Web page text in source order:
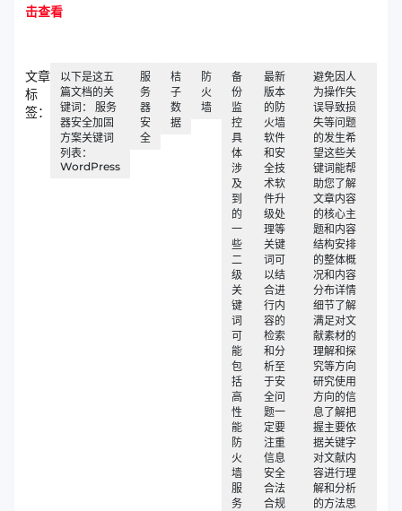
击查看
文章
标
签：
以下是这五
篇文档的关
键词： 服务
器安全加固
方案关键词
列表：
WordPress
服
务
器
安
全
桔
子
数
据
防
火
墙
备
份
监
控
具
体
涉
及
到
的
一
些
二
级
关
键
词
可
能
包
括
高
性
能
防
火
墙
服
务
最新
版本
的防
火墙
软件
和安
全技
术软
件升
级处
理等
关键
词可
以结
合进
行内
容的
检索
和分
析至
于安
全问
题一
定要
注重
信息
安全
合法
合规
避免因人
为操作失
误导致损
失等问题
的发生希
望这些关
键词能帮
助您了解
文章内容
的核心主
题和内容
结构安排
的整体概
况和内容
分布详情
细节了解
满足对文
献素材的
理解和探
究等方向
研究使用
方向的信
息了解把
握主要依
据关键字
对文献内
容进行理
解和分析
的方法思